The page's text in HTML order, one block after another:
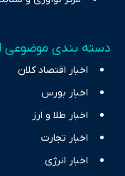
دسته بندی موضوعی
اخبار اقتصاد کلان
اخبار بورس
اخبار طلا و ارز
اخبار تجارت
اخبار انرژی